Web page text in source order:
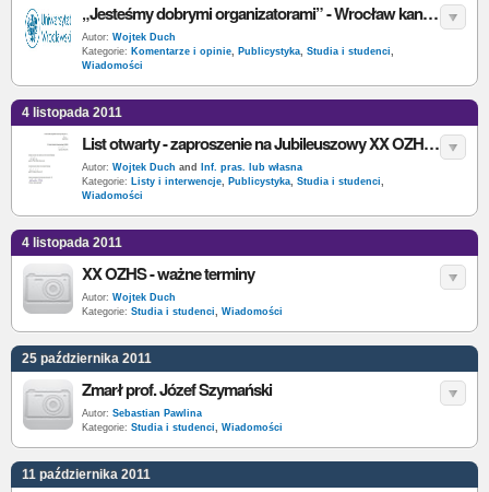
„Jesteśmy dobrymi organizatorami” - Wrocław kandydatem do organizacji XXI OZHS
Autor: Wojtek Duch
Kategorie: Komentarze i opinie, Publicystyka, Studia i studenci,
Wiadomości
4 listopada 2011
List otwarty - zaproszenie na Jubileuszowy XX OZHS do Katowic
Autor: Wojtek Duch and
Inf. pras. lub własna
Kategorie: Listy i interwencje, Publicystyka, Studia i studenci,
Wiadomości
4 listopada 2011
XX OZHS - ważne terminy
Autor: Wojtek Duch
Kategorie: Studia i studenci, Wiadomości
25 października 2011
Zmarł prof. Józef Szymański
Autor: Sebastian Pawlina
Kategorie: Studia i studenci, Wiadomości
11 października 2011